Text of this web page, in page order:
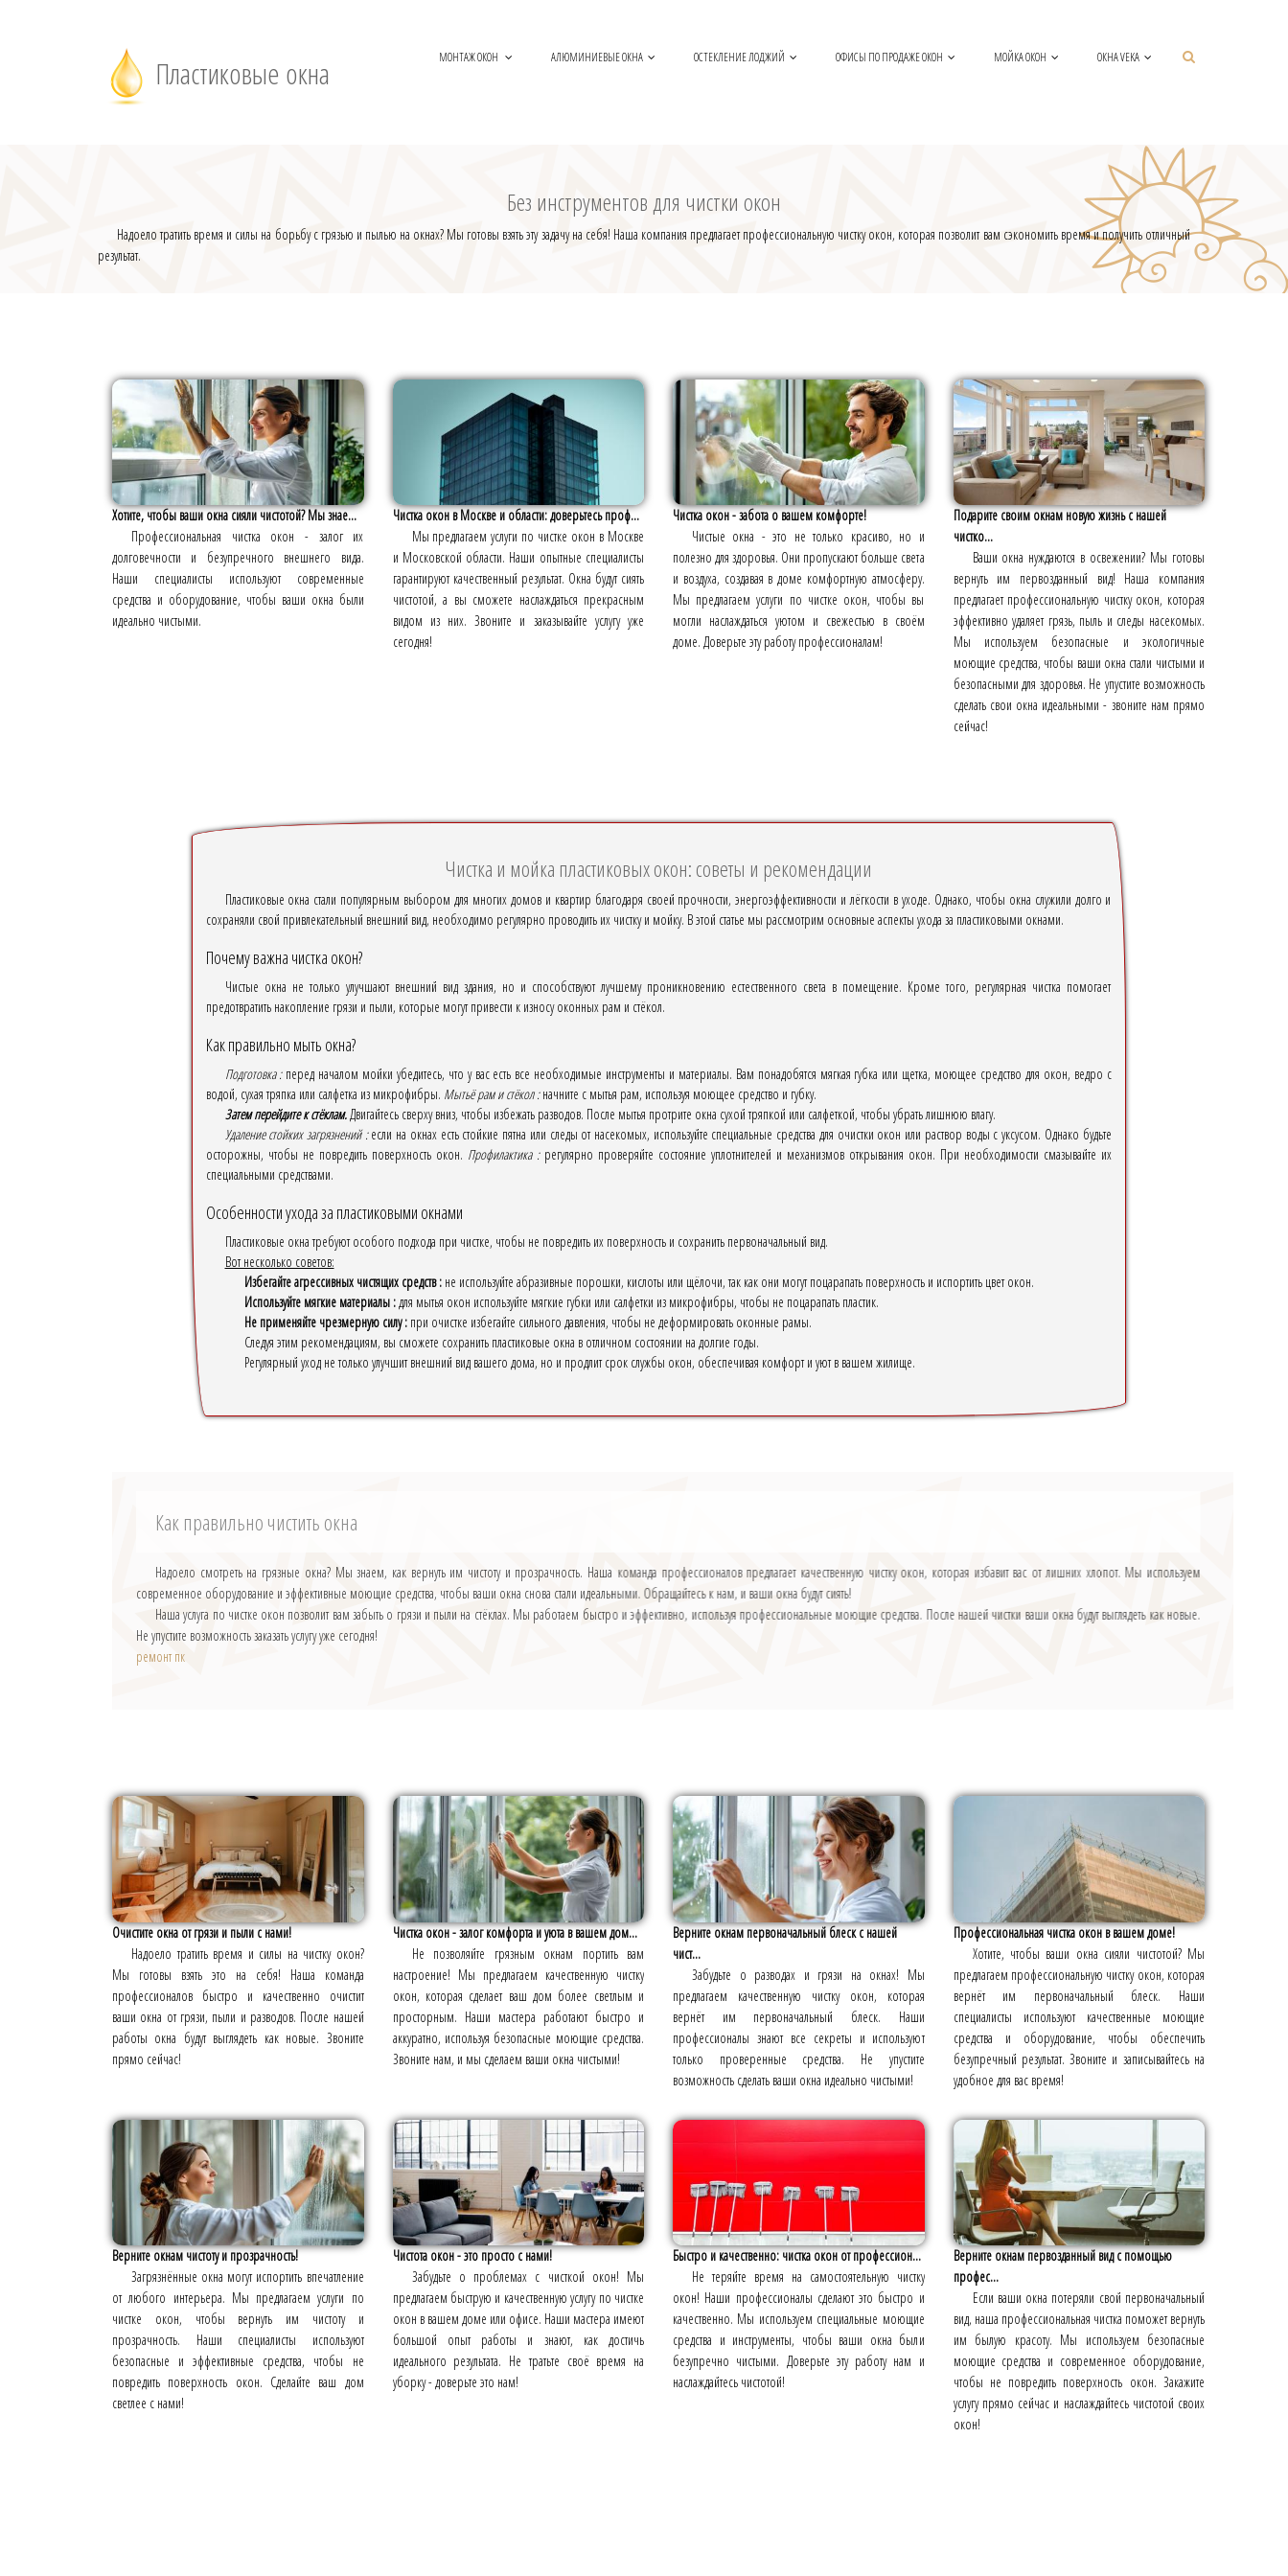
Пластиковые окна МОНТАЖ ОКОН АЛЮМИНИЕВЫЕ ОКНА ОСТЕКЛЕНИЕ ЛОДЖИЙ ОФИСЫ ПО ПРОДАЖЕ ОКОН МОЙКА ОКОН ОКНА VEKA
Без инструментов для чистки окон
Надоело тратить время и силы на борьбу с грязью и пылью на окнах? Мы готовы взять эту задачу на себя! Наша компания предлагает профессиональную чистку окон, которая позволит вам сэкономить время и получить отличный
результат.
Хотите, чтобы ваши окна сияли чистотой? Мы знае...
Профессиональная чистка окон - залог их
долговечности и безупречного внешнего вида.
Наши специалисты используют современные
средства и оборудование, чтобы ваши окна были
идеально чистыми.
Чистка окон в Москве и области: доверьтесь проф...
Мы предлагаем услуги по чистке окон в Москве
и Московской области. Наши опытные специалисты
гарантируют качественный результат. Окна будут сиять
чистотой, а вы сможете наслаждаться прекрасным
видом из них. Звоните и заказывайте услугу уже
сегодня!
Чистка окон - забота о вашем комфорте!
Чистые окна - это не только красиво, но и
полезно для здоровья. Они пропускают больше света
и воздуха, создавая в доме комфортную атмосферу.
Мы предлагаем услуги по чистке окон, чтобы вы
могли наслаждаться уютом и свежестью в своём
доме. Доверьте эту работу профессионалам!
Подарите своим окнам новую жизнь с нашей
чистко...
Ваши окна нуждаются в освежении? Мы готовы
вернуть им первозданный вид! Наша компания
предлагает профессиональную чистку окон, которая
эффективно удаляет грязь, пыль и следы насекомых.
Мы используем безопасные и экологичные
моющие средства, чтобы ваши окна стали чистыми и
безопасными для здоровья. Не упустите возможность
сделать свои окна идеальными - звоните нам прямо
сейчас!
Чистка и мойка пластиковых окон: советы и рекомендации
Пластиковые окна стали популярным выбором для многих домов и квартир благодаря своей прочности, энергоэффективности и лёгкости в уходе. Однако, чтобы окна служили долго и
сохраняли свой привлекательный внешний вид, необходимо регулярно проводить их чистку и мойку. В этой статье мы рассмотрим основные аспекты ухода за пластиковыми окнами.
Почему важна чистка окон?
Чистые окна не только улучшают внешний вид здания, но и способствуют лучшему проникновению естественного света в помещение. Кроме того, регулярная чистка помогает
предотвратить накопление грязи и пыли, которые могут привести к износу оконных рам и стёкол.
Как правильно мыть окна?
Подготовка :перед началом мойки убедитесь, что у вас есть все необходимые инструменты и материалы. Вам понадобятся мягкая губка или щетка, моющее средство для окон, ведро с
водой, сухая тряпка или салфетка из микрофибры. Мытьё рам и стёкол :начните с мытья рам, используя моющее средство и губку.
Затем перейдите к стёклам.Двигайтесь сверху вниз, чтобы избежать разводов. После мытья протрите окна сухой тряпкой или салфеткой, чтобы убрать лишнюю влагу.
Удаление стойких загрязнений :если на окнах есть стойкие пятна или следы от насекомых, используйте специальные средства для очистки окон или раствор воды с уксусом. Однако будьте
осторожны, чтобы не повредить поверхность окон. Профилактика :регулярно проверяйте состояние уплотнителей и механизмов открывания окон. При необходимости смазывайте их
специальными средствами.
Особенности ухода за пластиковыми окнами
Пластиковые окна требуют особого подхода при чистке, чтобы не повредить их поверхность и сохранить первоначальный вид.
Вот несколько советов:
Избегайте агрессивных чистящих средств :не используйте абразивные порошки, кислоты или щёлочи, так как они могут поцарапать поверхность и испортить цвет окон.
Используйте мягкие материалы :для мытья окон используйте мягкие губки или салфетки из микрофибры, чтобы не поцарапать пластик.
Не применяйте чрезмерную силу :при очистке избегайте сильного давления, чтобы не деформировать оконные рамы.
Следуя этим рекомендациям, вы сможете сохранить пластиковые окна в отличном состоянии на долгие годы.
Регулярный уход не только улучшит внешний вид вашего дома, но и продлит срок службы окон, обеспечивая комфорт и уют в вашем жилище.
Как правильно чистить окна
Надоело смотреть на грязные окна? Мы знаем, как вернуть им чистоту и прозрачность. Наша команда профессионалов предлагает качественную чистку окон, которая избавит вас от лишних хлопот. Мы используем
современное оборудование и эффективные моющие средства, чтобы ваши окна снова стали идеальными. Обращайтесь к нам, и ваши окна будут сиять!
Наша услуга по чистке окон позволит вам забыть о грязи и пыли на стёклах. Мы работаем быстро и эффективно, используя профессиональные моющие средства. После нашей чистки ваши окна будут выглядеть как новые.
Не упустите возможность заказать услугу уже сегодня!
ремонт пк
Очистите окна от грязи и пыли с нами!
Надоело тратить время и силы на чистку окон?
Мы готовы взять это на себя! Наша команда
профессионалов быстро и качественно очистит
ваши окна от грязи, пыли и разводов. После нашей
работы окна будут выглядеть как новые. Звоните
прямо сейчас!
Чистка окон - залог комфорта и уюта в вашем дом...
Не позволяйте грязным окнам портить вам
настроение! Мы предлагаем качественную чистку
окон, которая сделает ваш дом более светлым и
просторным. Наши мастера работают быстро и
аккуратно, используя безопасные моющие средства.
Звоните нам, и мы сделаем ваши окна чистыми!
Верните окнам первоначальный блеск с нашей
чист...
Забудьте о разводах и грязи на окнах! Мы
предлагаем качественную чистку окон, которая
вернёт им первоначальный блеск. Наши
профессионалы знают все секреты и используют
только проверенные средства. Не упустите
возможность сделать ваши окна идеально чистыми!
Профессиональная чистка окон в вашем доме!
Хотите, чтобы ваши окна сияли чистотой? Мы
предлагаем профессиональную чистку окон, которая
вернёт им первоначальный блеск. Наши
специалисты используют качественные моющие
средства и оборудование, чтобы обеспечить
безупречный результат. Звоните и записывайтесь на
удобное для вас время!
Верните окнам чистоту и прозрачность!
Загрязнённые окна могут испортить впечатление
от любого интерьера. Мы предлагаем услуги по
чистке окон, чтобы вернуть им чистоту и
прозрачность. Наши специалисты используют
безопасные и эффективные средства, чтобы не
повредить поверхность окон. Сделайте ваш дом
светлее с нами!
Чистота окон - это просто с нами!
Забудьте о проблемах с чисткой окон! Мы
предлагаем быструю и качественную услугу по чистке
окон в вашем доме или офисе. Наши мастера имеют
большой опыт работы и знают, как достичь
идеального результата. Не тратьте своё время на
уборку - доверьте это нам!
Быстро и качественно: чистка окон от профессион...
Не теряйте время на самостоятельную чистку
окон! Наши профессионалы сделают это быстро и
качественно. Мы используем специальные моющие
средства и инструменты, чтобы ваши окна были
безупречно чистыми. Доверьте эту работу нам и
наслаждайтесь чистотой!
Верните окнам первозданный вид с помощью
профес...
Если ваши окна потеряли свой первоначальный
вид, наша профессиональная чистка поможет вернуть
им былую красоту. Мы используем безопасные
моющие средства и современное оборудование,
чтобы не повредить поверхность окон. Закажите
услугу прямо сейчас и наслаждайтесь чистотой своих
окон!